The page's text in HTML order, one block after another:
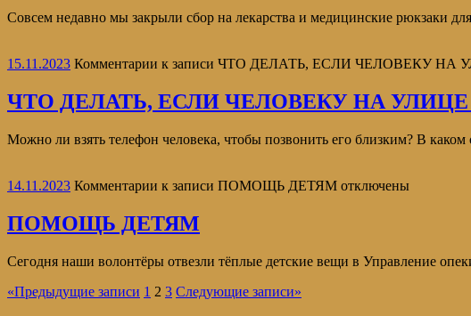
Совсем недавно мы закрыли сбор на лекарства и медицинские рюкзаки
15.11.2023 Комментарии к записи ЧТО ДЕЛАТЬ, ЕСЛИ ЧЕЛОВЕКУ НА
ЧТО ДЕЛАТЬ, ЕСЛИ ЧЕЛОВЕКУ НА
Можно ли взять телефон человека, чтобы позвонить его близким? В
14.11.2023 Комментарии к записи ПОМОЩЬ ДЕТЯМ отключены
ПОМОЩЬ ДЕТЯМ
Сегодня наши волонтёры отвезли тёплые детские вещи в Управление
«Предыдущие записи 1 2 3 Следующие записи»